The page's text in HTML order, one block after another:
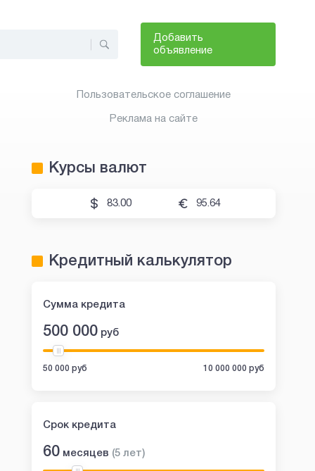
Добавить
объявление
Пользовательское соглашение
Реклама на сайте
Курсы валют
83.00 95.64
Кредитный калькулятор
Сумма кредита
500 000 руб
50 000 руб 10 000 000 руб
Срок кредита
60 месяцев (5 лет)